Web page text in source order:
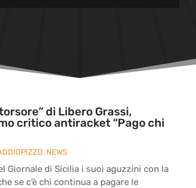
di Libero Grassi,
critico antiracket “Pago chi
, NEWS
Giornale di Sicilia i suoi aguzzini con la
se c’è chi continua a pagare le